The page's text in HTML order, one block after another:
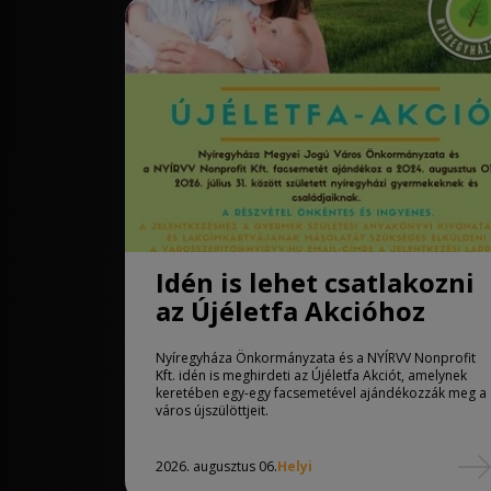
Idén is lehet csatlakozni
az Újéletfa Akcióhoz
Nyíregyháza Önkormányzata és a NYÍRVV Nonprofit
Kft. idén is meghirdeti az Újéletfa Akciót, amelynek
keretében egy-egy facsemetével ajándékozzák meg a
város újszülöttjeit.
2026. augusztus 06.Helyi